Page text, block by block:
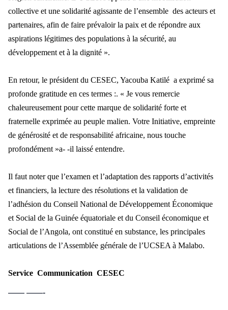
collective et une solidarité agissante de l’ensemble des acteurs et
partenaires, afin de faire prévaloir la paix et de répondre aux
aspirations légitimes des populations à la sécurité, au
développement et à la dignité ».
En retour, le président du CESEC, Yacouba Katilé a exprimé sa
profonde gratitude en ces termes :. « Je vous remercie
chaleureusement pour cette marque de solidarité forte et
fraternelle exprimée au peuple malien. Votre Initiative, empreinte
de générosité et de responsabilité africaine, nous touche
profondément »a- -il laissé entendre.
Il faut noter que l’examen et l’adaptation des rapports d’activités
et financiers, la lecture des résolutions et la validation de
l’adhésion du Conseil National de Développement Économique
et Social de la Guinée équatoriale et du Conseil économique et
Social de l’Angola, ont constitué en substance, les principales
articulations de l’Assemblée générale de l’UCSEA à Malabo.
Service Communication CESEC
—— ——-